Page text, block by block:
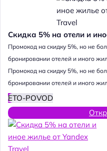
Скидка 5% на отели и
Промокод на скидку 5%, но не
бронировании отелей и иного
Промокод на скидку 5%, но не
бронировании отелей и иного
ETO-POVOD